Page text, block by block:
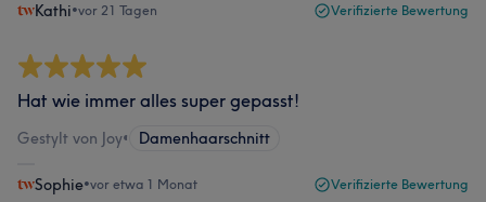
Kathi•vor 21 Tagen Verifizierte Bewertung
Hat wie immer alles super gepasst!
Gestylt von Joy• Damenhaarschnitt
Sophie•vor etwa 1 Monat Verifizierte Bewertung